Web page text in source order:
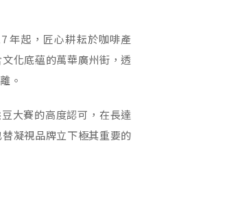
年起，匠心耕耘於咖啡產
化底蘊的萬華廣州街，透
。
大賽的高度認可，在長達
凝視品牌立下極其重要的